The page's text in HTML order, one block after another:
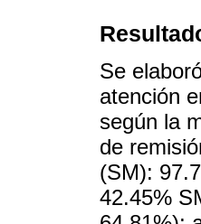
Se
atención
según la
de
(SM):
42.45%